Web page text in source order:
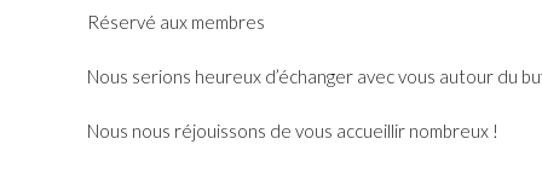
Réservé aux membres
Nous serions heureux d’échanger avec vous autour du
Nous nous réjouissons de vous accueillir nombreux !